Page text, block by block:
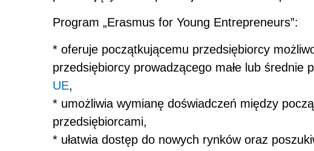
Program „Erasmus for Young Entrepreneurs”:
* oferuje początkującemu przedsiębiorcy
przedsiębiorcy prowadzącego małe lub średnie
UE,
* umożliwia wymianę doświadczeń między
przedsiębiorcami,
* ułatwia dostęp do nowych rynków oraz